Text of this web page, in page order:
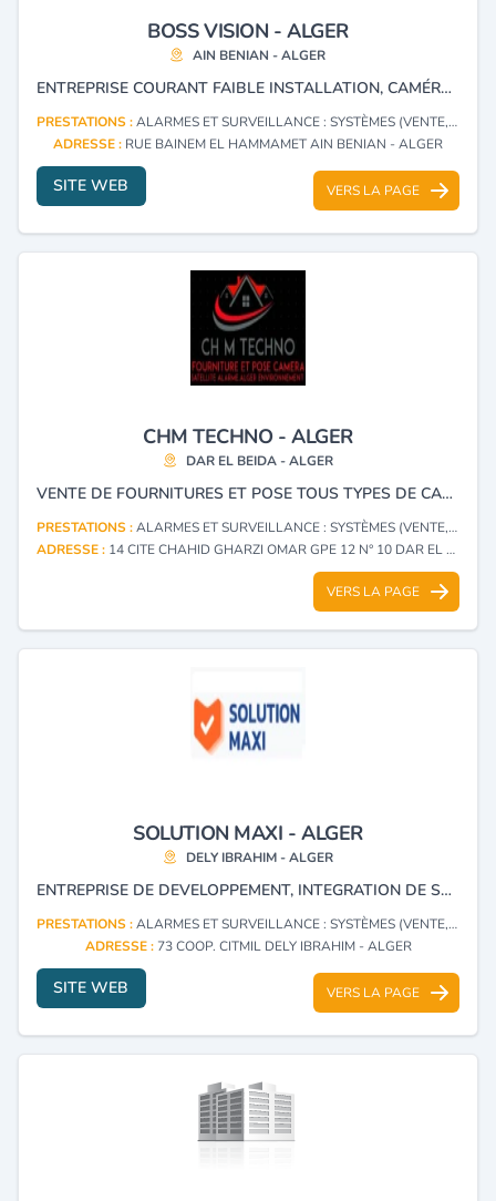
BOSS VISION - ALGER
AIN BENIAN - ALGER
ENTREPRISE COURANT FAIBLE INSTALLATION, CAMÉRA DE SURVEILLANCE IP, MATÉRIEL ANTI-INTRUSION ET SOLUTION INFORMATIQUE.
PRESTATIONS :ALARMES ET SURVEILLANCE : SYSTÈMES (VENTE, INSTALLATION)
ADRESSE : RUE BAINEM EL HAMMAMET AIN BENIAN - ALGER
SITE WEB VERS LA PAGE
CHM TECHNO - ALGER
DAR EL BEIDA - ALGER
VENTE DE FOURNITURES ET POSE TOUS TYPES DE CAMÉRAS DE SURVEILLANCE, ALARMES DE VIDÉOPHONES ET PARABOLES.
PRESTATIONS :ALARMES ET SURVEILLANCE : SYSTÈMES (VENTE, INSTALLATION)
ADRESSE : 14 CITE CHAHID GHARZI OMAR GPE 12 N° 10 DAR EL BEIDA - ALGER
VERS LA PAGE
SOLUTION MAXI - ALGER
DELY IBRAHIM - ALGER
ENTREPRISE DE DEVELOPPEMENT, INTEGRATION DE SOLUTIONS INFORMATIQUES, EQUIPEMENTS DE SURVEILLANCE ET DE SECURITE. SOLUTION MAXI A DEVELOPPER SES COMPETENCES ET SON SAVOIR-FAIRE POUR CONCEVOIR DES PRODUITS ET DES SERVICES UNIQUES ET SUR MESURE ADAPTES AU BESOIN DE SES PARTENAIRES, VOUS POUVEZ BENEFICIER DU CONSEIL GRATUIT ADAPTES A VOS BESOINS GRACE A NOTRE EQUIPE D'EXPERTS. NOTRE SERVICE DE SUPPORT EST L'UN DE NOS POINTS FORTS.
PRESTATIONS :ALARMES ET SURVEILLANCE : SYSTÈMES (VENTE, INSTALLATION)
ADRESSE : 73 COOP. CITMIL DELY IBRAHIM - ALGER
SITE WEB VERS LA PAGE